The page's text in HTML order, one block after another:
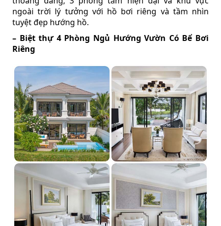
ngoài trời lý tưởng với hồ bơi riêng và tầm nhìn
tuyệt đẹp hướng hồ.
– Biệt thự 4 Phòng Ngủ Hướng Vườn Có Bể Bơi
Riêng